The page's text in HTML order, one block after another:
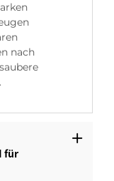
nach
für